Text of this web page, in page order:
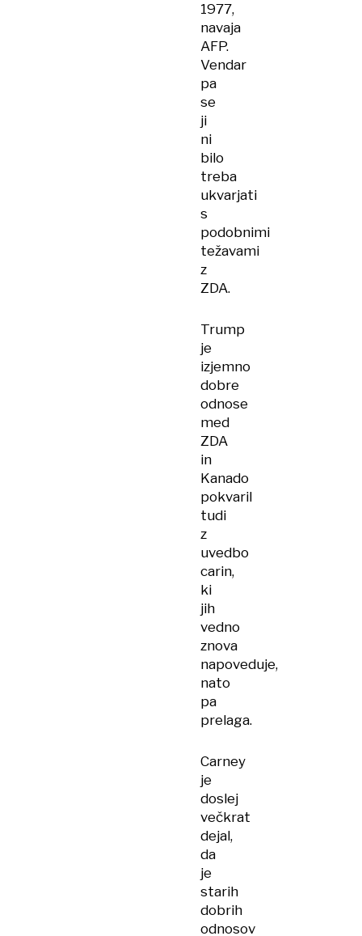
1977,
navaja
AFP.
Vendar
pa
se
ji
ni
bilo
treba
ukvarjati
s
podobnimi
težavami
z
ZDA.
Trump
je
izjemno
dobre
odnose
med
ZDA
in
Kanado
pokvaril
tudi
z
uvedbo
carin,
ki
jih
vedno
znova
napoveduje,
nato
pa
prelaga.
Carney
je
doslej
večkrat
dejal,
da
je
starih
dobrih
odnosov